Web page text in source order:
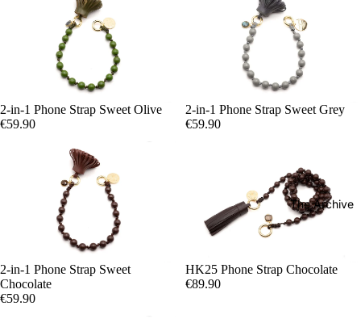
The Archive
2-in-1 Phone Strap Sweet Olive
€59.90
2-in-1 Phone Strap Sweet Grey
€59.90
2-in-1 Phone Strap Sweet
Chocolate
€59.90
HK25 Phone Strap Chocolate
€89.90